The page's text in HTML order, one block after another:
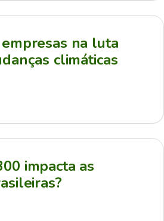
na luta
climáticas
impacta as